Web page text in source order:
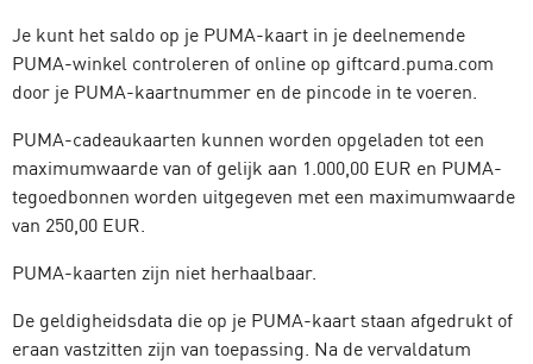
Je kunt het saldo op je PUMA-kaart in je deelnemende
PUMA-winkel controleren of online op giftcard.puma.com
door je PUMA-kaartnummer en de pincode in te voeren.
PUMA-cadeaukaarten kunnen worden opgeladen tot een
maximumwaarde van of gelijk aan 1.000,00 EUR en PUMA-
tegoedbonnen worden uitgegeven met een maximumwaarde
van 250,00 EUR.
PUMA-kaarten zijn niet herhaalbaar.
De geldigheidsdata die op je PUMA-kaart staan afgedrukt of
eraan vastzitten zijn van toepassing. Na de vervaldatum